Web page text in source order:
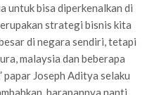
untuk bisa diperkenalkan di
strategi bisnis kita
di negara sendiri, tetapi
malaysia dan beberapa
papar Joseph Aditya selaku
harapannya nanti